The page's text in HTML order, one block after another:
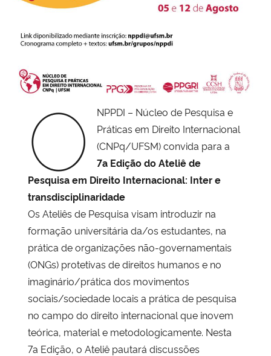
Gabinete de Segurança Institucional
Advocacia-Geral da União
Banco Central do Brasil
O
NPPDI – Núcleo de Pesquisa e
Práticas em Direito Internacional
(CNPq/UFSM) convida para a
7a Edição do Ateliê de
Pesquisa em Direito Internacional: Inter e
transdisciplinaridade
Os Ateliês de Pesquisa visam introduzir na
formação universitária da/os estudantes, na
prática de organizações não-governamentais
(ONGs) protetivas de direitos humanos e no
imaginário/prática dos movimentos
sociais/sociedade locais a prática de pesquisa
no campo do direito internacional que inovem
teórica, material e metodologicamente. Nesta
7a Edição, o Ateliê pautará discussões